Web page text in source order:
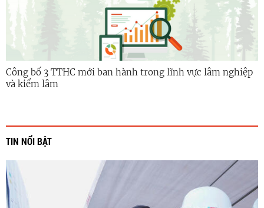
Công bố 3 TTHC mới ban hành trong lĩnh vực lâm nghiệp
và kiểm lâm
TIN NỔI BẬT